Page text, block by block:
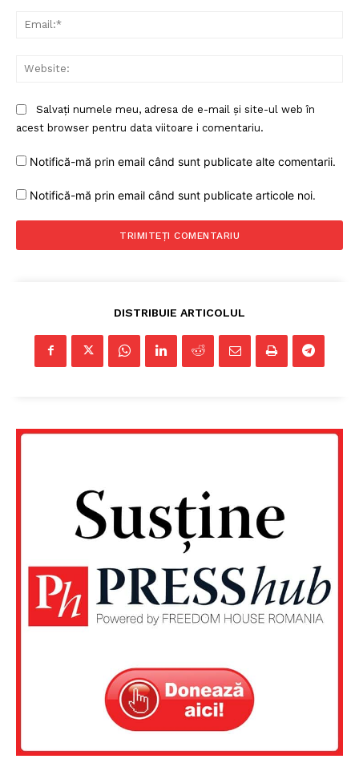
Salvați numele meu, adresa de e-mail și site-ul web în
acest browser pentru data viitoare i comentariu.
Notifică-mă prin email când sunt publicate alte comentarii.
Notifică-mă prin email când sunt publicate articole noi.
DISTRIBUIE ARTICOLUL